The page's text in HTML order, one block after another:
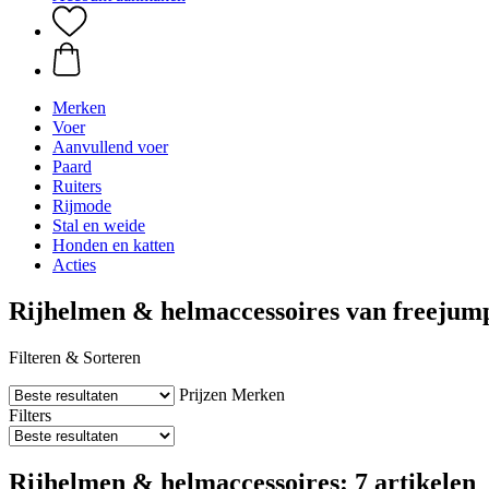
Merken
Voer
Aanvullend voer
Paard
Ruiters
Rijmode
Stal en weide
Honden en katten
Acties
Rijhelmen & helmaccessoires van
Filteren & Sorteren
Prijzen Merken
Filters
Rijhelmen & helmaccessoires: 7 artikelen